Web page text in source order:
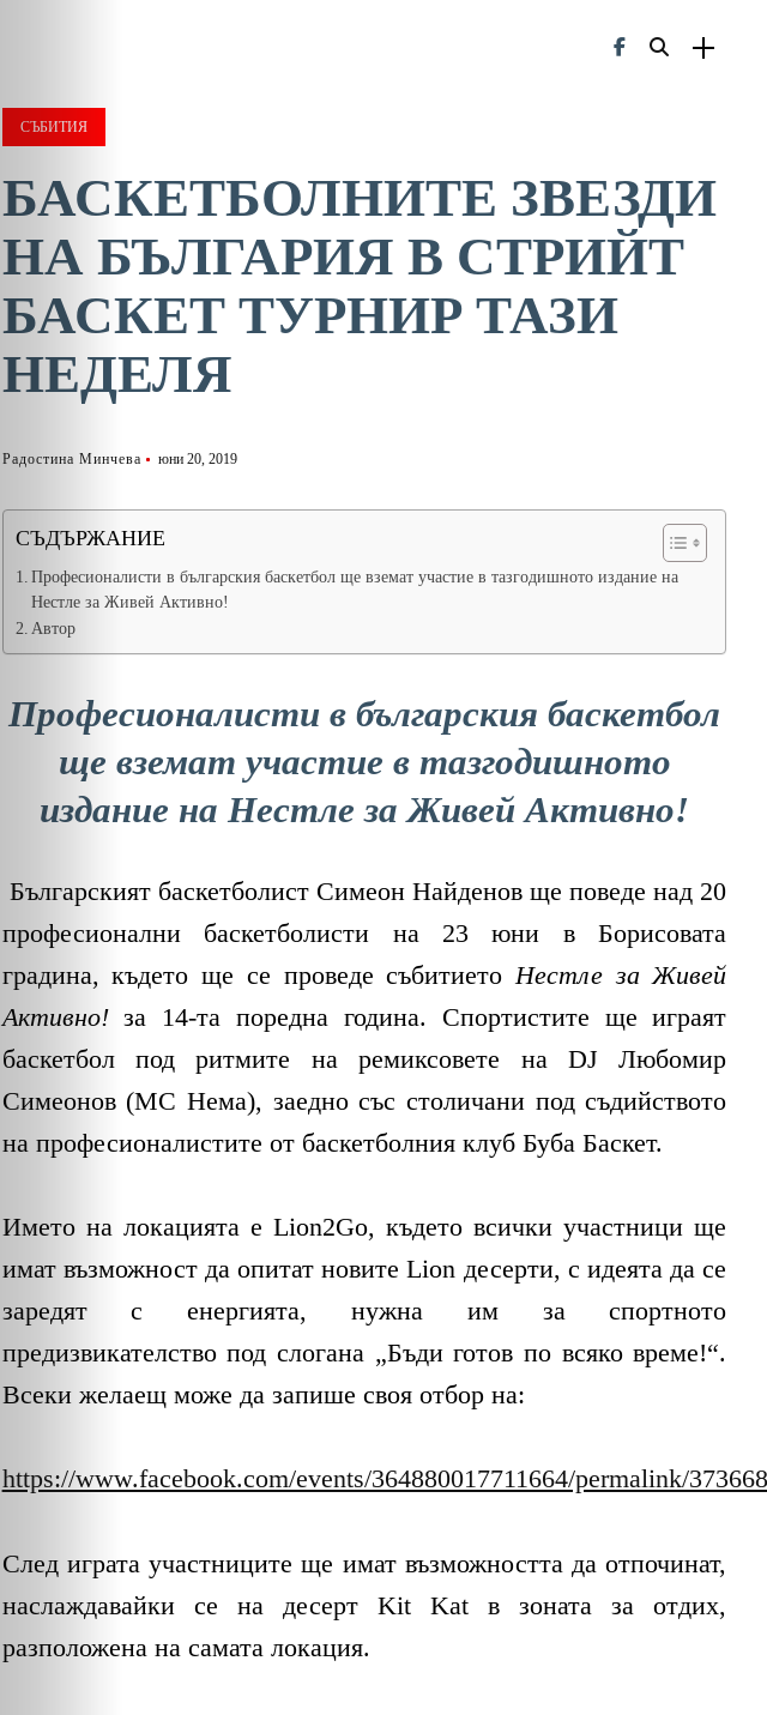
СЪБИТИЯ
БАСКЕТБОЛНИТЕ ЗВЕЗДИ
НА БЪЛГАРИЯ В СТРИЙТ
БАСКЕТ ТУРНИР ТАЗИ
НЕДЕЛЯ
Радостина Минчева юни 20, 2019
СЪДЪРЖАНИЕ
Професионалисти в българския баскетбол ще вземат участие в тазгодишното издание на
Нестле за Живей Активно!
Автор
Професионалисти в българския баскетбол
ще вземат участие в тазгодишното
издание на Нестле за Живей Активно!
Българският баскетболист Симеон Найденов ще поведе над 20
професионални баскетболисти на 23 юни в Борисовата
градина, където ще се проведе събитиетоНестле за Живей
Активно!за 14-та поредна година. Спортистите ще играят
баскетбол под ритмите на ремиксовете на DJ Любомир
Симеонов (MC Нема), заедно със столичани под съдийството
на професионалистите от баскетболния клуб Буба Баскет.
Името на локацията е Lion2Go, където всички участници ще
имат възможност да опитат новите Lion десерти, с идеята да се
заредят с енергията, нужна им за спортното
предизвикателство под слогана „Бъди готов по всяко време!“.
Всеки желаещ може да запише своя отбор на:
https://www.facebook.com/events/364880017711664/permalink/
Cлед играта участниците ще имат възможността да отпочинат,
наслаждавайки се на десерт Kit Kat в зоната за отдих,
разположена на самата локация.